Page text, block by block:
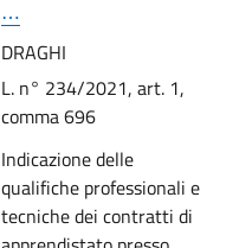
⋯
DRAGHI
L. n° 234/2021, art. 1,
comma 696
Indicazione delle
qualifiche professionali e
tecniche dei contratti di